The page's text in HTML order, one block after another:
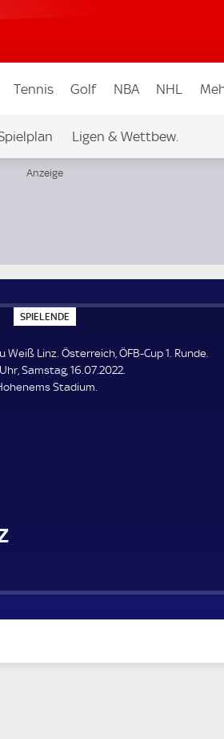
Tennis Golf NBA NHL
Ligen & Wettbew.
SPIELENDE
P
E
L
E
N
Weiß Linz. Österreich, ÖFB-Cup 1. Runde.
Samstag, 16.07.2022.
Stadium.